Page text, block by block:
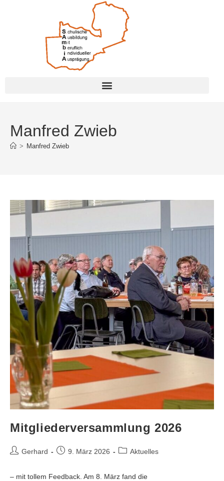
Manfred Zwieb
> Manfred Zwieb
Mitgliederversammlung 2026
Gerhard 9. März 2026 Aktuelles
– mit tollem Feedback. Am 8. März fand die